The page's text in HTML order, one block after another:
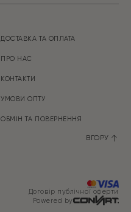
ДОСТАВКА ТА ОПЛАТА
ПРО НАС
КОНТАКТИ
УМОВИ ОПТУ
ОБМІН ТА ПOBEPHEHHЯ
ВГОРУ
Powered by
Договір публічної оферти